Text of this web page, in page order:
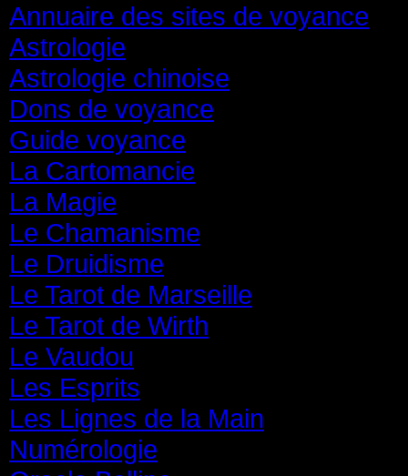
Annuaire des sites de voyance
Astrologie
Astrologie chinoise
Dons de voyance
Guide voyance
La Cartomancie
La Magie
Le Chamanisme
Le Druidisme
Le Tarot de Marseille
Le Tarot de Wirth
Le Vaudou
Les Esprits
Les Lignes de la Main
Numérologie